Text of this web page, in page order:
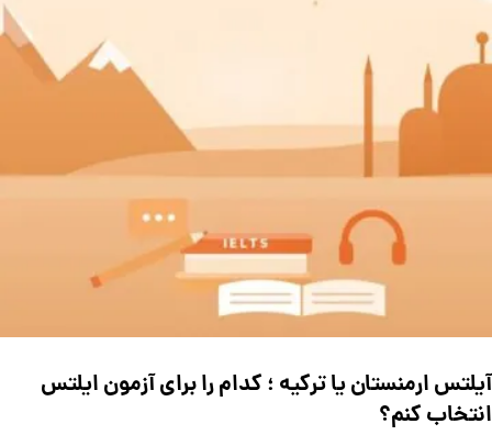
آیلتس ارمنستان یا ترکیه ؛ کدام را برای آزمون ایلتس
انتخاب کنم؟